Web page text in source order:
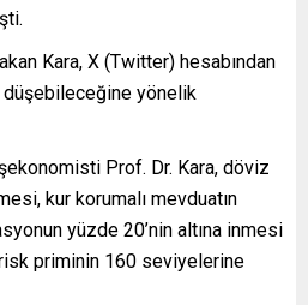
Kara, X (Twitter) hesabından
düşebileceğine yönelik
Prof. Dr. Kara, döviz
kur korumalı mevduatın
yüzde 20’nin altına inmesi
priminin 160 seviyelerine